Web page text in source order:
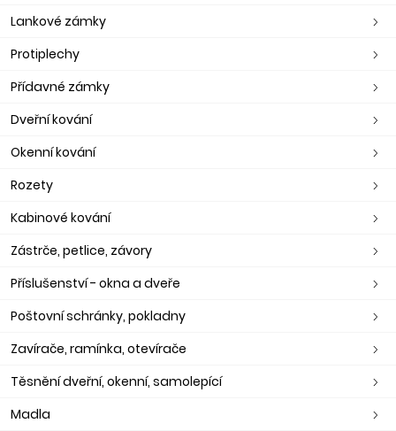
Lankové zámky
Protiplechy
Přídavné zámky
Dveřní kování
Okenní kování
Rozety
Kabinové kování
Zástrče, petlice, závory
Příslušenství - okna a dveře
Poštovní schránky, pokladny
Zavírače, ramínka, otevírače
Těsnění dveřní, okenní, samolepící
Madla